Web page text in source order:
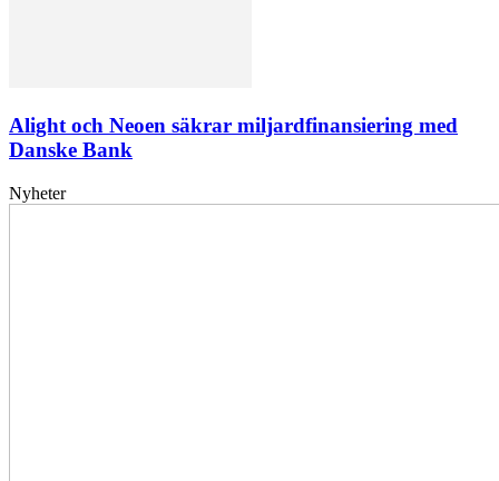
Alight och Neoen säkrar miljardfinansiering med
Danske Bank
Nyheter